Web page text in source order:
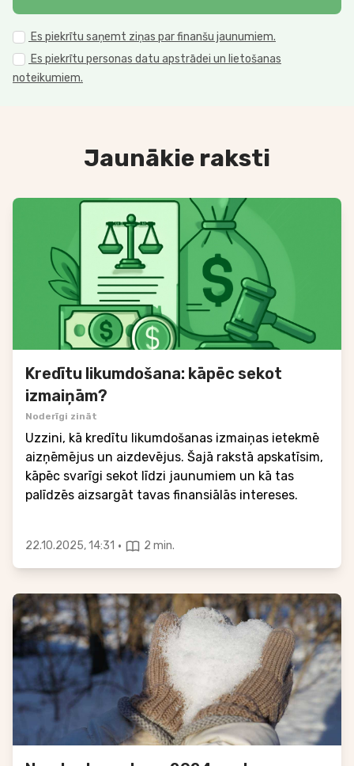
Es piekrītu saņemt ziņas par finanšu jaunumiem.
Es piekrītu personas datu apstrādei un lietošanas
noteikumiem.
Jaunākie raksti
Kredītu likumdošana: kāpēc sekot
izmaiņām?
Noderīgi zināt
Uzzini, kā kredītu likumdošanas izmaiņas ietekmē
aizņēmējus un aizdevējus. Šajā rakstā apskatīsim,
kāpēc svarīgi sekot līdzi jaunumiem un kā tas
palīdzēs aizsargāt tavas finansiālās intereses.
22.10.2025, 14:31 · 2 min.